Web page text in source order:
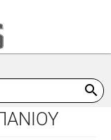
search